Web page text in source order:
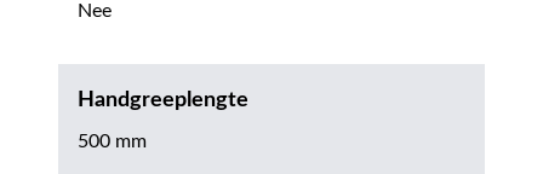
Nee
Handgreeplengte
500 mm